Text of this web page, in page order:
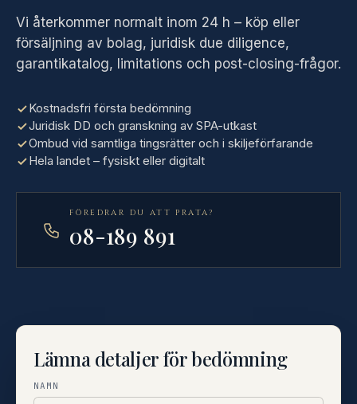
Vi återkommer normalt inom 24 h – köp eller
försäljning av bolag, juridisk due diligence,
garantikatalog, limitations och post-closing-frågor.
Kostnadsfri första bedömning
Juridisk DD och granskning av SPA-utkast
Ombud vid samtliga tingsrätter och i skiljeförfarande
Hela landet – fysiskt eller digitalt
FÖREDRAR DU ATT PRATA?
08-189 891
Lämna detaljer för bedömning
NAMN